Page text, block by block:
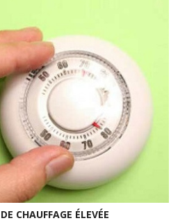
CHAUFFAGE ÉLEVÉE